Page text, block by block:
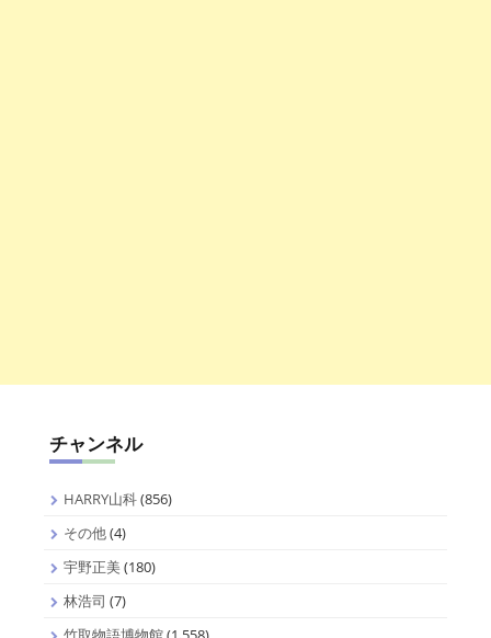
チャンネル
HARRY山科(856)
その他(4)
宇野正美(180)
林浩司 (7)